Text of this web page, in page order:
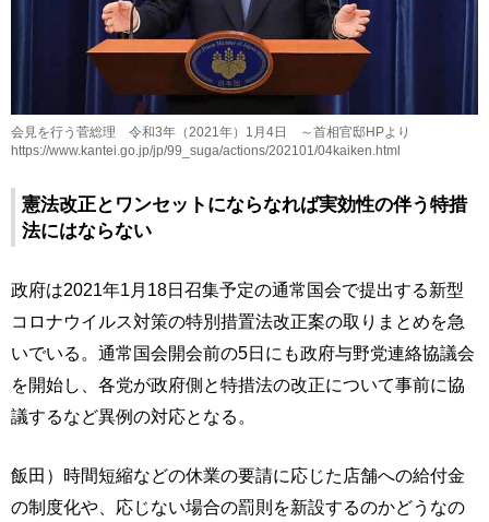
会見を行う菅総理 令和3年（2021年）1月4日 ～首相官邸HPより
https://www.kantei.go.jp/jp/99_suga/actions/202101/04kaiken.html
憲法改正とワンセットにならなれば実効性の伴う特措
法にはならない
政府は2021年1月18日召集予定の通常国会で提出する新型
コロナウイルス対策の特別措置法改正案の取りまとめを急
いでいる。通常国会開会前の5日にも政府与野党連絡協議会
を開始し、各党が政府側と特措法の改正について事前に協
議するなど異例の対応となる。
飯田）時間短縮などの休業の要請に応じた店舗への給付金
の制度化や、応じない場合の罰則を新設するのかどうなの